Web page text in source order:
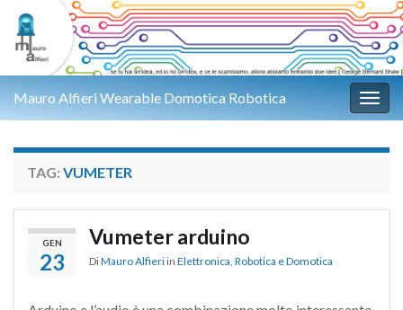
Mauro Alfieri Wearable Domotica Robotica
TAG: VUMETER
GEN
23
Vumeter arduino
DiMauro Alfieri in Elettronica, Robotica e Domotica